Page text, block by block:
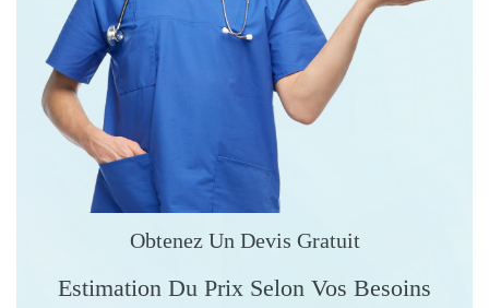
Obtenez Un Devis Gratuit
Estimation Du Prix Selon Vos Besoins